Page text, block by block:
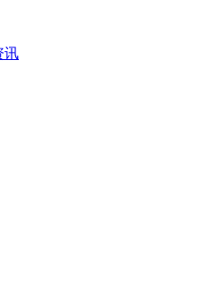
讯